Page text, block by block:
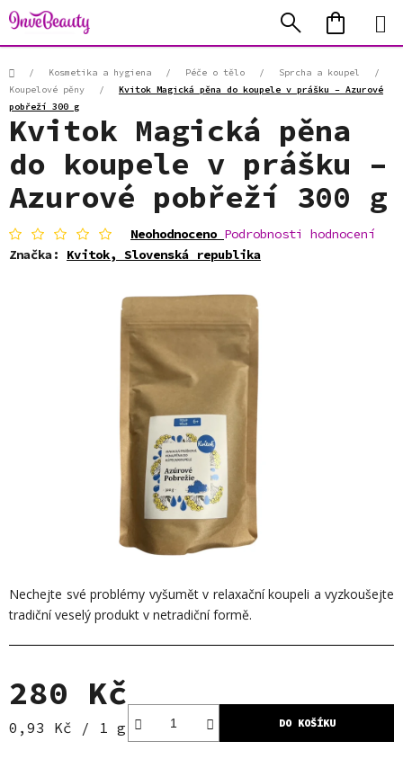
Přejít
na
obsah
Hledat
KOŠÍK
Domů/ Kosmetika a hygiena / Péče o tělo / Sprcha a koupel
/
Koupelové pěny
/
Kvitok Magická pěna do koupele v prášku – Azurové
pobřeží 300 g
Nechejte své problémy vyšumět v relaxační koupeli a vyzkoušejte
tradiční veselý produkt v netradiční formě.
280 Kč
Měrná cena:
0,93 Kč / 1 g DO KOŠÍKU
Kvitok Magická pěna
do koupele v prášku –
Azurové pobřeží 300 g
Průměrné
hodnocení
produktu
0,0
z
5
hvězdiček.
Neohodnoceno Podrobnosti hodnocení
Značka: Kvitok, Slovenská republika